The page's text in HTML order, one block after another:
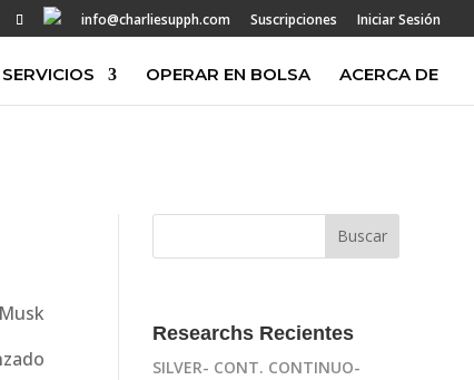
info@charliesupph.com Suscripciones Iniciar Sesión
SERVICIOS OPERAR EN BOLSA ACERCA DE
Researchs Recientes
SILVER- CONT. CONTINUO-